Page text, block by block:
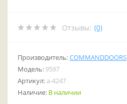
Отзывы: (0)
Производитель:COMMANDDOORS
Модель: 9597
Артикул: a-4247
Наличие: В наличии